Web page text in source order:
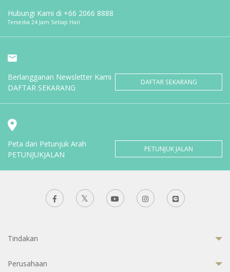
Hubungi Kami di +66 2066 8888
Tersedia 24 Jam Setiap Hari
Berlangganan Newsletter Kami
DAFTAR SEKARANG
DAFTAR SEKARANG
Peta dan Petunjuk Arah
PETUNJUKJALAN
PETUNJUK JALAN
Tindakan
Perusahaan